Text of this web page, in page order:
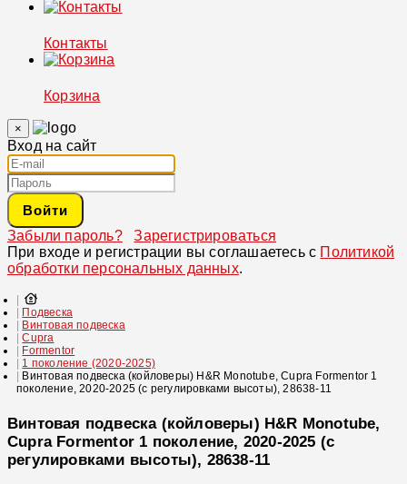
Контакты
Корзина
×
Вход на сайт
Войти
Забыли пароль?
Зарегистрироваться
При входе и регистрации вы соглашаетесь с Политикой
обработки персональных данных.
Подвеска
Винтовая подвеска
Cupra
Formentor
1 поколение (2020-2025)
Винтовая подвеска (койловеры) H&R Monotube, Cupra Formentor 1
поколение, 2020-2025 (с регулировками высоты), 28638-11
Винтовая подвеска (койловеры) H&R Monotube,
Cupra Formentor 1 поколение, 2020-2025 (с
регулировками высоты), 28638-11